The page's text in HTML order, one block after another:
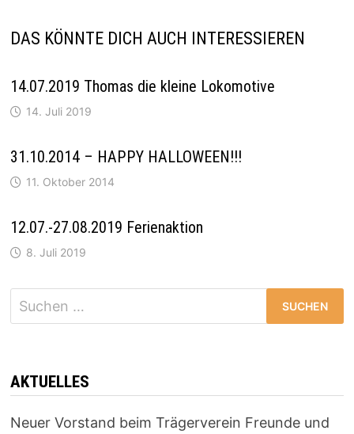
DAS KÖNNTE DICH AUCH INTERESSIEREN
14.07.2019 Thomas die kleine Lokomotive
14. Juli 2019
31.10.2014 – HAPPY HALLOWEEN!!!
11. Oktober 2014
12.07.-27.08.2019 Ferienaktion
8. Juli 2019
Suchen
nach:
AKTUELLES
Neuer Vorstand beim Trägerverein Freunde und